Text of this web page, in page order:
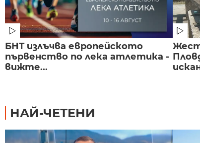
БНТ излъчва европейското
първенство по лека атлетика -
вижте...
НАЙ-ЧЕТЕНИ